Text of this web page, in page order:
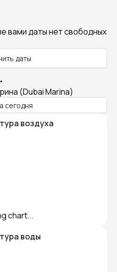
вами даты нет свободных
даты
(Dubai Marina)
сегодня
воздуха
chart...
воды